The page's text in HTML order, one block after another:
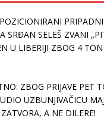
SRĐAN SELEŠ ZVANI
U LIBERIJI ZBOG 4
ZBOG PRIJAVE PET
UZBUNJIVAČICU
A NE DILERE!